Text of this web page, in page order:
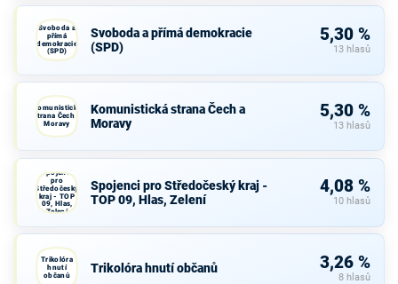
Svoboda a
přímá
demokracie
(SPD)
Svoboda a přímá demokracie
(SPD)
5,30 %
13 hlasů
Komunistická
strana Čech a
Moravy
Komunistická strana Čech a
Moravy
5,30 %
13 hlasů
Spojenci
pro
Středočeský
kraj - TOP
09, Hlas,
Zelení
Spojenci pro Středočeský kraj -
TOP 09, Hlas, Zelení
4,08 %
10 hlasů
Trikolóra
hnutí
občanů
Trikolóra hnutí občanů 3,26 %
8 hlasů